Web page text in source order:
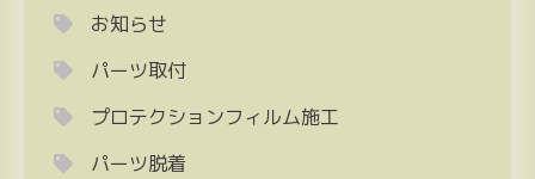
お知らせ
パーツ取付
プロテクションフィルム施工
パーツ脱着